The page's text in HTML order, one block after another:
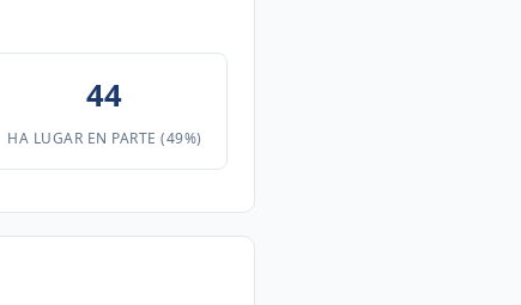
44
HA LUGAR EN PARTE (49%)